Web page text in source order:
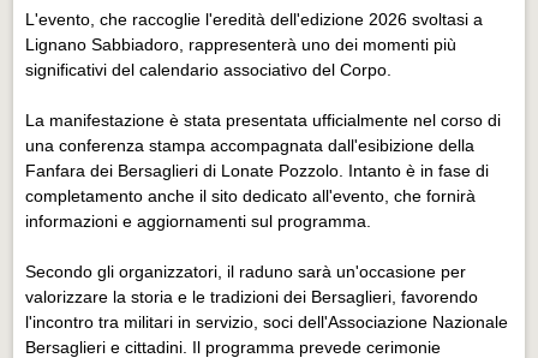
Progetti Aperti
Progetti Aperti
Progetti Realizzati
EVENTI
EVENTI
Eventi Vigevano
Eventi Pavia
L'evento, che raccoglie l'eredità dell'edizione 2026 svoltasi a
Lignano Sabbiadoro, rappresenterà uno dei momenti più
significativi del calendario associativo del Corpo.
La manifestazione è stata presentata ufficialmente nel corso di
una conferenza stampa accompagnata dall'esibizione della
Fanfara dei Bersaglieri di Lonate Pozzolo. Intanto è in fase di
completamento anche il sito dedicato all'evento, che fornirà
informazioni e aggiornamenti sul programma.
Secondo gli organizzatori, il raduno sarà un'occasione per
valorizzare la storia e le tradizioni dei Bersaglieri, favorendo
l'incontro tra militari in servizio, soci dell'Associazione Nazionale
Bersaglieri e cittadini. Il programma prevede cerimonie